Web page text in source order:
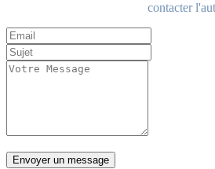
contacter